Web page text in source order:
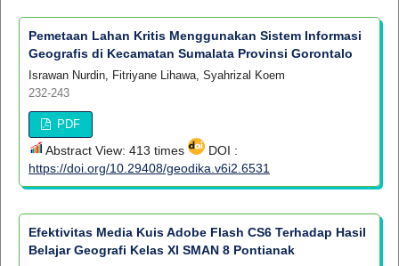
Pemetaan Lahan Kritis Menggunakan Sistem Informasi
Geografis di Kecamatan Sumalata Provinsi Gorontalo
Israwan Nurdin, Fitriyane Lihawa, Syahrizal Koem
232-243
PDF
Abstract View: 413 times
DOI :
https://doi.org/10.29408/geodika.v6i2.6531
Efektivitas Media Kuis Adobe Flash CS6 Terhadap Hasil
Belajar Geografi Kelas XI SMAN 8 Pontianak